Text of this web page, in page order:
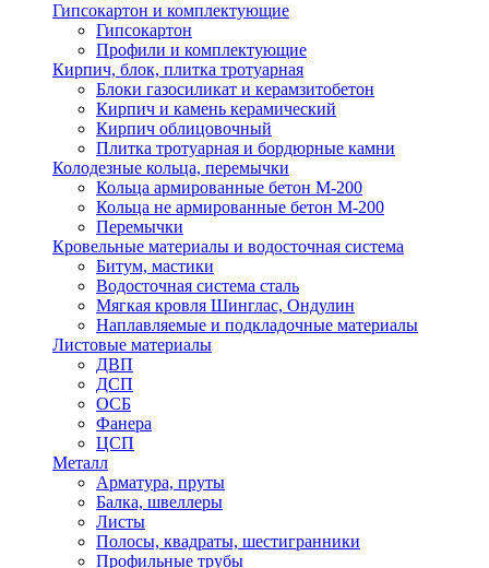
Гипсокартон и комплектующие
Гипсокартон
Профили и комплектующие
Кирпич, блок, плитка тротуарная
Блоки газосиликат и керамзитобетон
Кирпич и камень керамический
Кирпич облицовочный
Плитка тротуарная и бордюрные камни
Колодезные кольца, перемычки
Кольца армированные бетон М-200
Кольца не армированные бетон М-200
Перемычки
Кровельные материалы и водосточная система
Битум, мастики
Водосточная система сталь
Мягкая кровля Шинглас, Ондулин
Наплавляемые и подкладочные материалы
Листовые материалы
ДВП
ДСП
ОСБ
Фанера
ЦСП
Металл
Арматура, пруты
Балка, швеллеры
Листы
Полосы, квадраты, шестигранники
Профильные трубы